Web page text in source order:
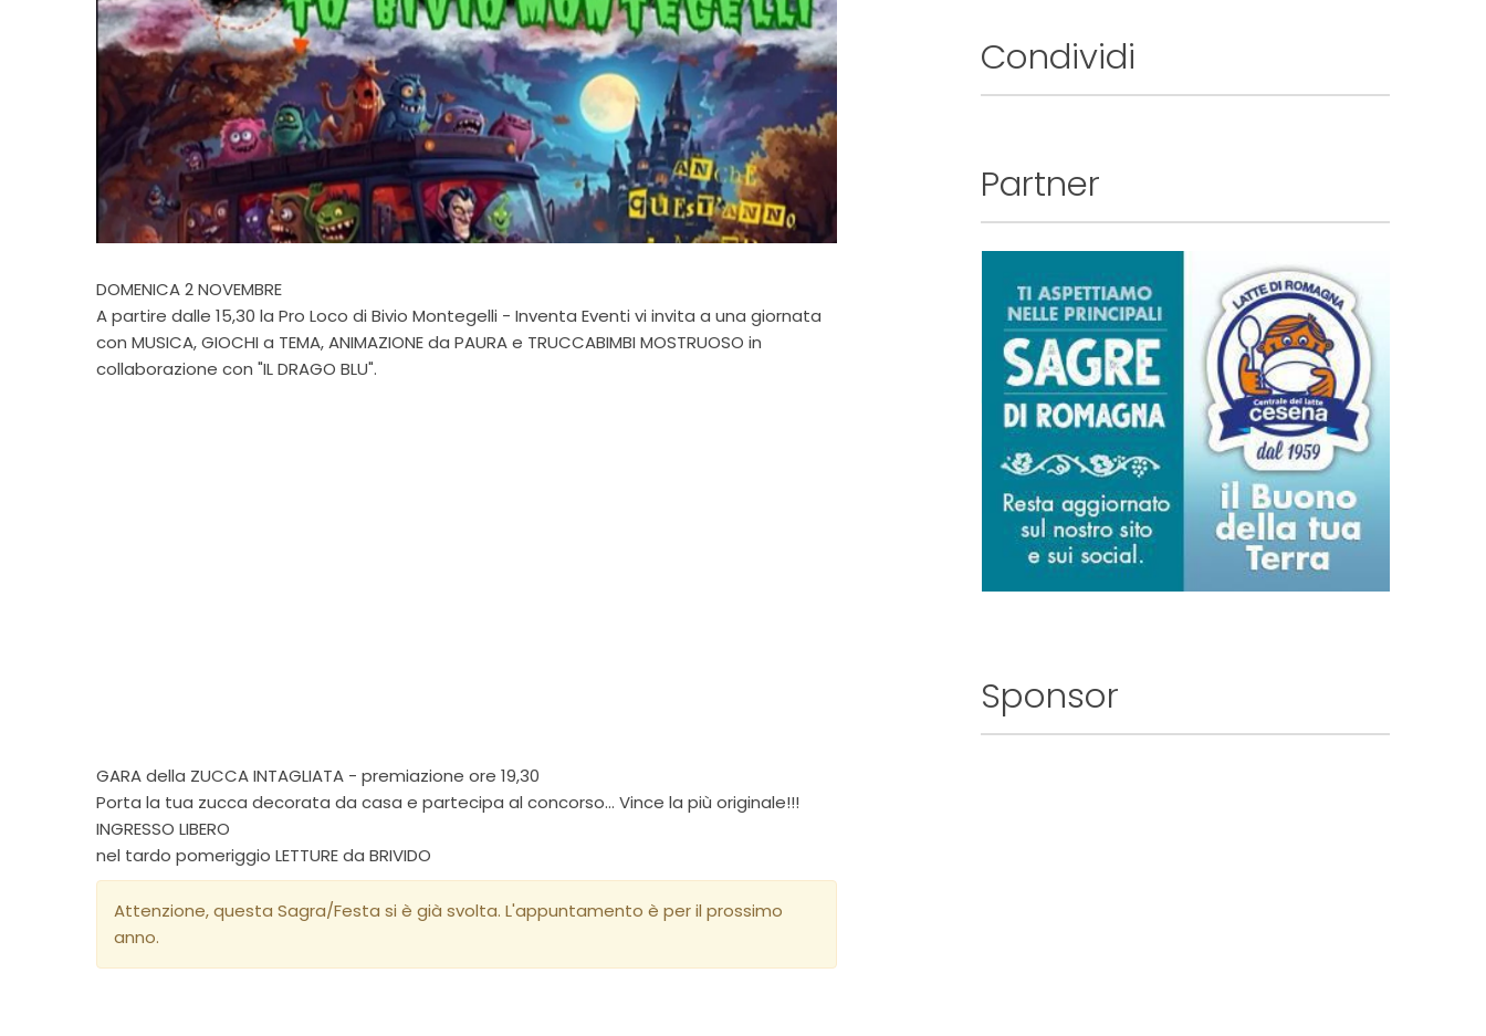
DOMENICA 2 NOVEMBRE
A partire dalle 15,30 la Pro Loco di Bivio Montegelli - Inventa Eventi vi invita a una giornata
con MUSICA, GIOCHI a TEMA, ANIMAZIONE da PAURA e TRUCCABIMBI MOSTRUOSO in
collaborazione con "IL DRAGO BLU".
GARA della ZUCCA INTAGLIATA - premiazione ore 19,30
Porta la tua zucca decorata da casa e partecipa al concorso... Vince la più originale!!!
INGRESSO LIBERO
nel tardo pomeriggio LETTURE da BRIVIDO
Attenzione, questa Sagra/Festa si è già svolta. L'appuntamento è per il prossimo
anno.
Condividi
Partner
Sponsor